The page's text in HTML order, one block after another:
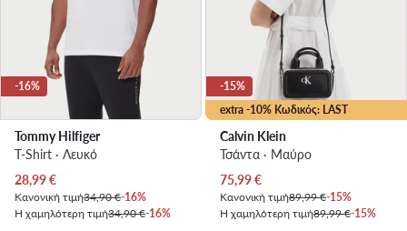
-16%
Tommy Hilfiger
T-Shirt · Λευκό
Τρέχουσα τιμή
28,99€
Κανονική τιμή34,90 €-16%
Η χαμηλότερη τιμή34,90 €-16%
extra -10% Κωδικός: LAST
-15%
Calvin Klein
Τσάντα · Μαύρο
Τρέχουσα τιμή
75,99€
Κανονική τιμή89,99 €-15%
Η χαμηλότερη τιμή89,99 €-15%